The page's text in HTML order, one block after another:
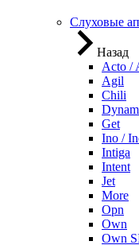
Слуховые
Назад
Acto /
Agil
Chili
Get
Ino /
Intiga
Intent
Jet
More
Opn
Own
Own